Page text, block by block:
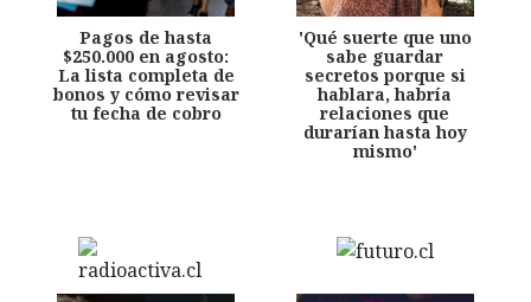
Pagos de hasta
$250.000 en agosto:
La lista completa de
bonos y cómo revisar
tu fecha de cobro
'Qué suerte que uno
sabe guardar
secretos porque si
hablara, habría
relaciones que
durarían hasta hoy
mismo'